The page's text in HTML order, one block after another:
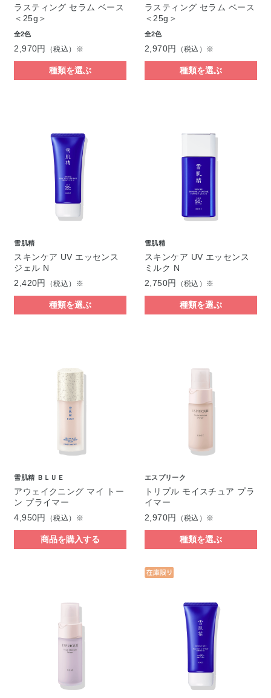
ラスティング セラム ベース
＜25g＞
全2色
2,970円 （税込）※
種類を選ぶ
ラスティング セラム ベース
＜25g＞
全2色
2,970円 （税込）※
種類を選ぶ
雪肌精
スキンケア UV エッセンス
ジェル N
2,420円
（税込）※
種類を選ぶ
雪肌精
スキンケア UV エッセンス
ミルク N
2,750円
（税込）※
種類を選ぶ
雪肌精 ＢＬＵＥ
アウェイクニング マイ トー
ン プライマー
4,950円
（税込）※
商品を購入する
エスプリーク
トリプル モイスチュア プラ
イマー
2,970円
（税込）※
種類を選ぶ